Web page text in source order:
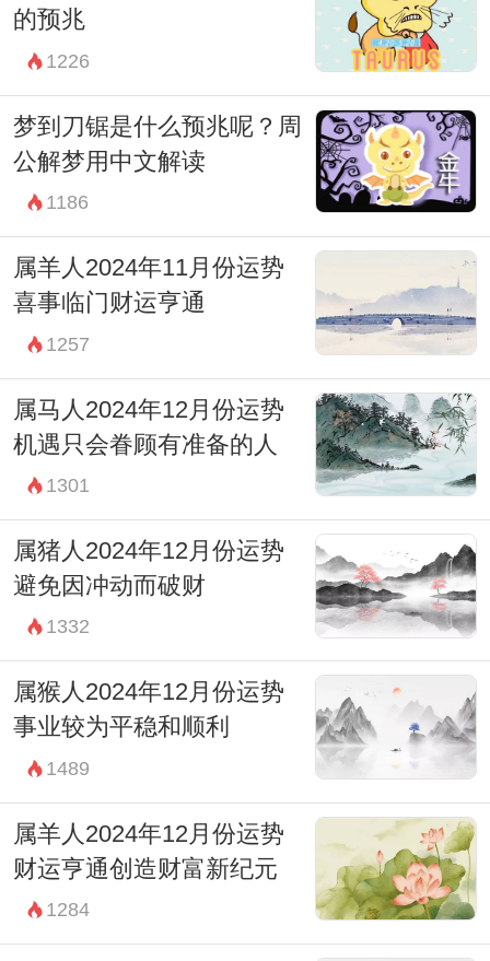
的预兆
1226
梦到刀锯是什么预兆呢？周
公解梦用中文解读
1186
属羊人2024年11月份运势
喜事临门财运亨通
1257
属马人2024年12月份运势
机遇只会眷顾有准备的人
1301
属猪人2024年12月份运势
避免因冲动而破财
1332
属猴人2024年12月份运势
事业较为平稳和顺利
1489
属羊人2024年12月份运势
财运亨通创造财富新纪元
1284